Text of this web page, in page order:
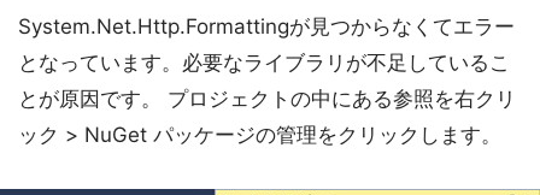
System.Net.Http.Formattingが見つからなくてエラー
となっています。必要なライブラリが不足しているこ
とが原因です。 プロジェクトの中にある参照を右クリ
ック > NuGet パッケージの管理をクリックします。